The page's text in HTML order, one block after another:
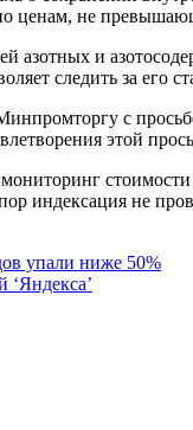
по ценам, не
азотных и
следить за его
с
этой
индексация не
упали ниже 50%
‘Яндекса’